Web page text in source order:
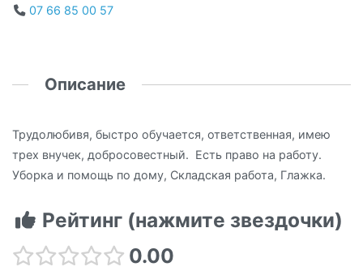
07 66 85 00 57
Описание
Трудолюбивя, быстро обучается, ответственная, имею
трех внучек, добросовестный. Есть право на работу.
Уборка и помощь по дому, Складская работа, Глажка.
Рейтинг (нажмите звездочки)
0.00